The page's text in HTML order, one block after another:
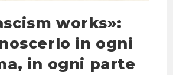
works»:
in ogni
in ogni parte